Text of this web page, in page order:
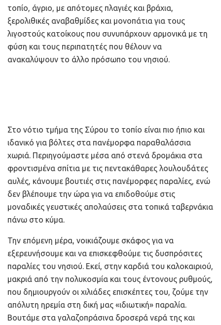
τοπίο, άγριο, με απότομες πλαγιές και βράχια,
ξερολιθικές αναβαθμίδες και μονοπάτια για τους
λιγοστούς κατοίκους που συνυπάρχουν αρμονικά με τη
φύση και τους περιπατητές που θέλουν να
ανακαλύψουν το άλλο πρόσωπο του νησιού.
Στο νότιο τμήμα της Σύρου το τοπίο είναι πιο ήπιο και
ιδανικό για βόλτες στα πανέμορφα παραθαλάσσια
χωριά. Περιηγούμαστε μέσα από στενά δρομάκια στα
φροντισμένα σπίτια με τις πεντακάθαρες λουλουδάτες
αυλές, κάνουμε βουτιές στις πανέμορφες παραλίες, ενώ
δεν βλέπουμε την ώρα για να επιδοθούμε στις
μοναδικές γευστικές απολαύσεις στα τοπικά ταβερνάκια
πάνω στο κύμα.
Την επόμενη μέρα, νοικιάζουμε σκάφος για να
εξερευνήσουμε και να επισκεφθούμε τις δυσπρόσιτες
παραλίες του νησιού. Εκεί, στην καρδιά του καλοκαιριού,
μακριά από την πολυκοσμία και τους έντονους ρυθμούς,
που δημιουργούν οι χιλιάδες επισκέπτες του, ζούμε την
απόλυτη ηρεμία στη δική μας «ιδιωτική» παραλία.
Βουτάμε στα γαλαζοπράσινα δροσερά νερά της και